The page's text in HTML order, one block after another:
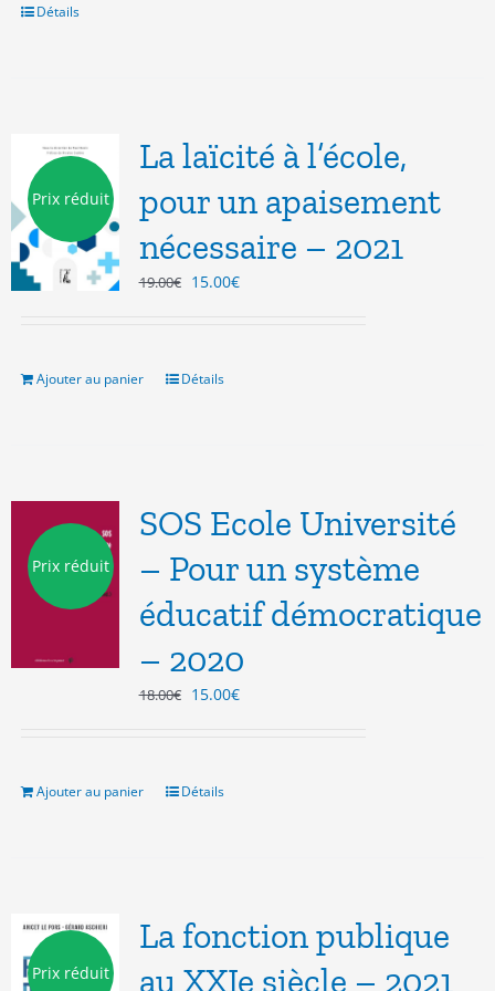
Détails
Prix réduit
La laïcité à l’école,
pour un apaisement
nécessaire – 2021
19.00€ Le
19.00€.
15.00€Le
Ajouter au panier Détails
Prix réduit
SOS Ecole Université
– Pour un système
éducatif démocratique
– 2020
18.00€ Le
18.00€.
15.00€Le
Ajouter au panier Détails
Prix réduit
La fonction publique
au XXIe siècle – 2021